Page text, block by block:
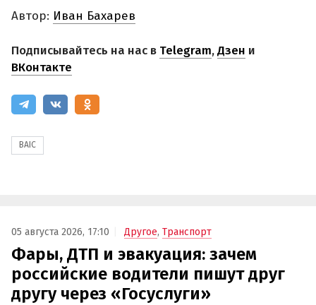
Автор: Иван Бахарев
Подписывайтесь на нас в Telegram,Дзен и
ВКонтакте
BAIC
05 августа 2026, 17:10 Другое, Транспорт
Фары, ДТП и эвакуация: зачем
российские водители пишут друг
другу через «Госуслуги»